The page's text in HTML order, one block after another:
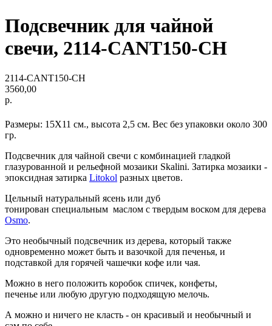
Подсвечник для чайной
свечи, 2114-CANT150-CH
2114-CANT150-CH
3560,00
р.
Размеры: 15Х11 см., высота 2,5 см. Вес без упаковки около 300
гр.
Подсвечник для чайной свечи с комбинацией гладкой
глазурованной и рельефной мозаики Skalini. Затирка мозаики -
эпоксидная затирка Litokol разных цветов.
Цельный натуральный ясень или дуб
тонирован специальным маслом с твердым воском для дерева
Osmo.
Это необычный подсвечник из дерева, который также
одновременно может быть и вазочкой для печенья, и
подставкой для горячей чашечки кофе или чая.
Можно в него положить коробок спичек, конфеты,
печенье или любую другую подходящую мелочь.
А можно и ничего не класть - он красивый и необычный и